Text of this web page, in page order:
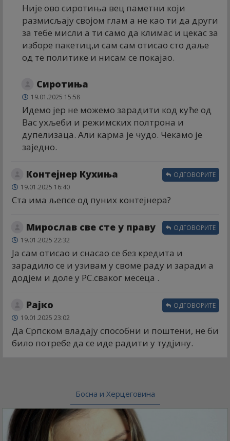
Није ово сиротиња вец паметни који
размисљају својом глам а не као ти да други
за тебе мисли а ти само да климас и цекас за
изборе пакетиц,и сам сам отисао сто даље
од те политике и нисам се покајао.
Сиротиња
19.01.2025 15:58
Идемо јер не можемо зарадити код куће од
Вас ухљеби и режимских полтрона и
дупелизаца. Али карма је чудо. Чекамо је
заједно.
Контејнер Кухиња
19.01.2025 16:40
Ста има љепсе од пуних контејнера?
ОДГОВОРИТЕ
Мирослав све сте у праву
19.01.2025 22:32
Ја сам отисао и снасао се без кредита и
зарадило се и узивам у своме раду и заради а
додјем и доле у РС.сваког месеца .
ОДГОВОРИТЕ
Рајко
19.01.2025 23:02
Да Српском владају способни и поштени, не би
било потребе да се иде радити у тудјину.
ОДГОВОРИТЕ
Босна и Херцеговина